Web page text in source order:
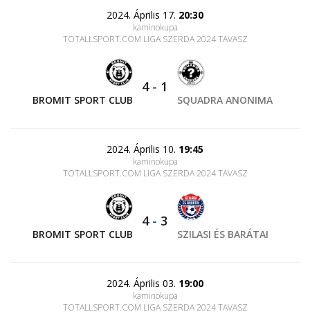
2024. Április 17. 20:30
kaminokupa
TOTALLSPORT.COM LIGA SZERDA 2024 TAVASZ
BROMIT SPORT CLUB
4- 1
SQUADRA ANONIMA
2024. Április 10. 19:45
kaminokupa
TOTALLSPORT.COM LIGA SZERDA 2024 TAVASZ
BROMIT SPORT CLUB
4- 3
SZILASI ÉS BARÁTAI
2024. Április 03. 19:00
kaminokupa
TOTALLSPORT.COM LIGA SZERDA 2024 TAVASZ